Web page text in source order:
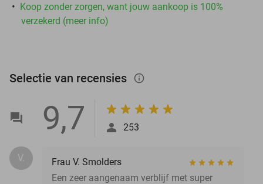
Koop zonder zorgen, want jouw aankoop is 100%
verzekerd (meer info)
Selectie van recensies info_outlined
9,7 253
V.
Frau V. Smolders
Een zeer aangenaam verblijf met super